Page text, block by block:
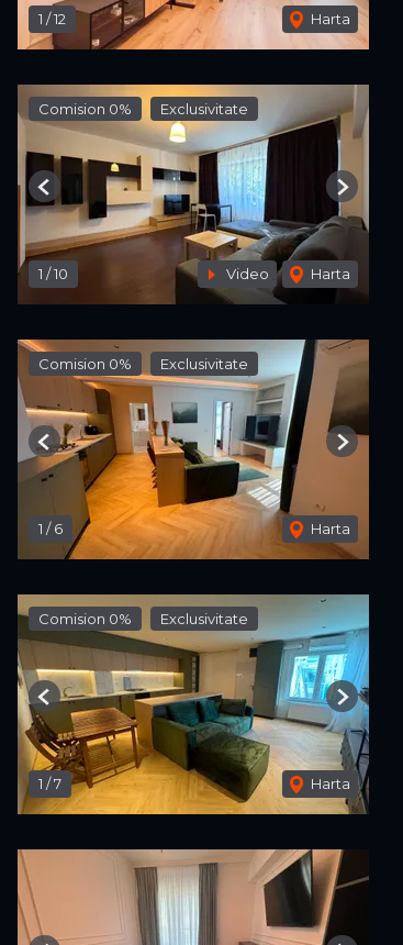
1 /12 Harta
Comision 0% Exclusivitate
1 /10 Video Harta
Previous Next
Comision 0% Exclusivitate
1 /6 Harta
Previous Next
Comision 0% Exclusivitate
1 /7 Harta
Previous Next